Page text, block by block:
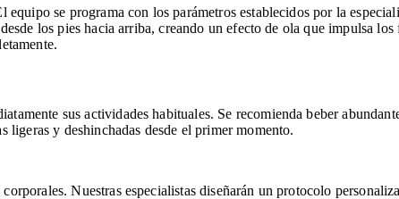
se programa con los parámetros establecidos por la
los pies hacia arriba, creando un efecto de ola que impulsa
sus actividades habituales. Se recomienda beber
y deshinchadas desde el primer momento.
Nuestras especialistas diseñarán un protocolo